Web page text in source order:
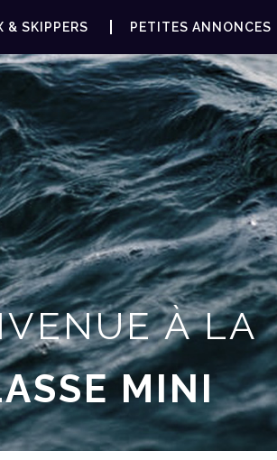
& SKIPPERS PETITES ANNONCES
À LA
MINI